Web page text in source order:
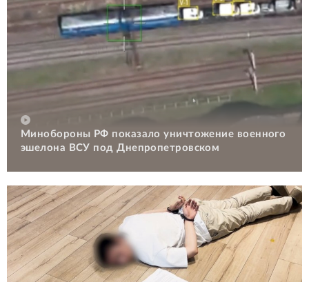
Минобороны РФ показало уничтожение военного
эшелона ВСУ под Днепропетровском